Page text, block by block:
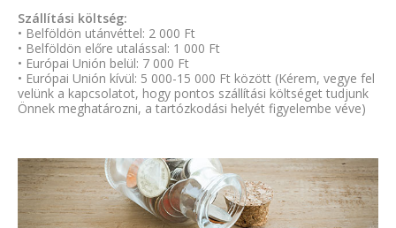
Szállítási költség:
• Belföldön utánvéttel: 2 000 Ft
• Belföldön előre utalással: 1 000 Ft
• Európai Unión belül: 7 000 Ft
• Európai Unión kívül: 5 000-15 000 Ft között (Kérem, vegye fel
velünk a kapcsolatot, hogy pontos szállítási költséget tudjunk
Önnek meghatározni, a tartózkodási helyét figyelembe véve)